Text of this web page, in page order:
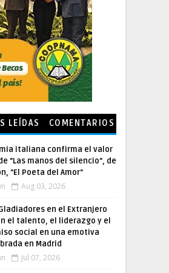
LEÍDAS COMENTARIOS
italiana confirma el valor
"Las manos del silencio", de
"El Poeta del Amor"
Aug 03, 2026
en el Extranjero
el talento, el liderazgo y el
social en una emotiva
en Madrid
Jul 07, 2026